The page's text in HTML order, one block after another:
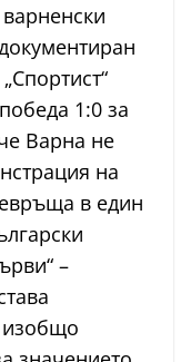
1:0 за
Варна не
на
в един
–
изобщо